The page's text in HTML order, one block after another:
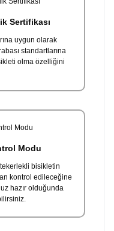
Sertifikası
uygun olarak
standartlarına
olma özelliğini
Modu
bisikletin
kontrol edileceğine
hazır olduğunda